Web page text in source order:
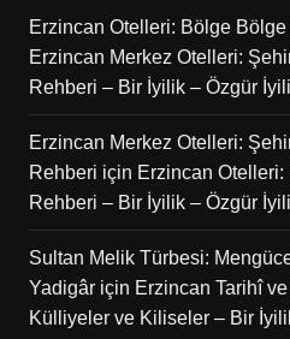
Erzincan Otelleri: Bölge
Erzincan Merkez Otelleri:
Rehberi – Bir İyilik – Özgür
Erzincan Merkez Otelleri:
Rehberi için Erzincan
Rehberi – Bir İyilik – Özgür
Sultan Melik Türbesi:
Yadigâriçin Erzincan Tarihî ve
Külliyeler ve Kiliseler – Bir